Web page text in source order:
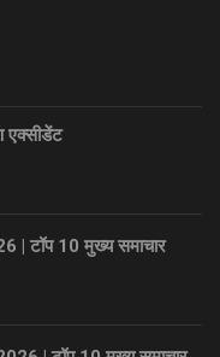
एक्सीडेंट
| टॉप 10 मुख्य समाचार